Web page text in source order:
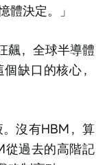
體決定。」
飆，全球半導體
缺口的核心，
沒有HBM，算
從過去的高階記